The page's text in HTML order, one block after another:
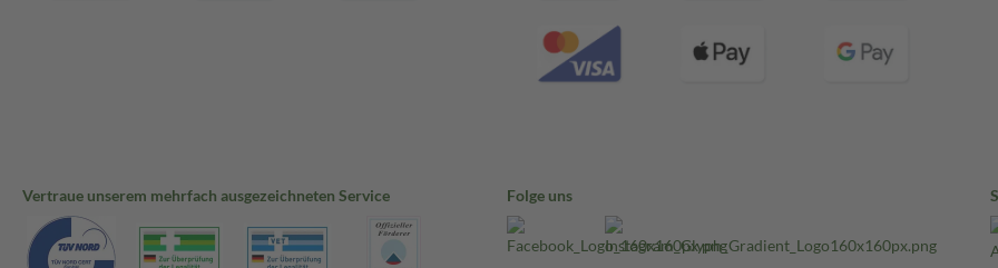
Vertraue unserem mehrfach ausgezeichneten Service Folge uns